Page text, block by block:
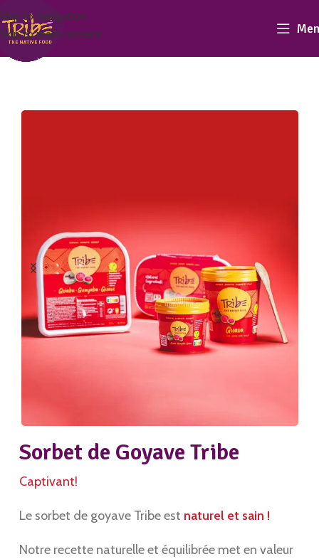
Skip to navigation
Skip to main content
Sorbet de Goyave Tribe
Captivant!
Le sorbet de goyave Tribe est naturel et sain !
Notre recette naturelle et équilibrée met en valeur